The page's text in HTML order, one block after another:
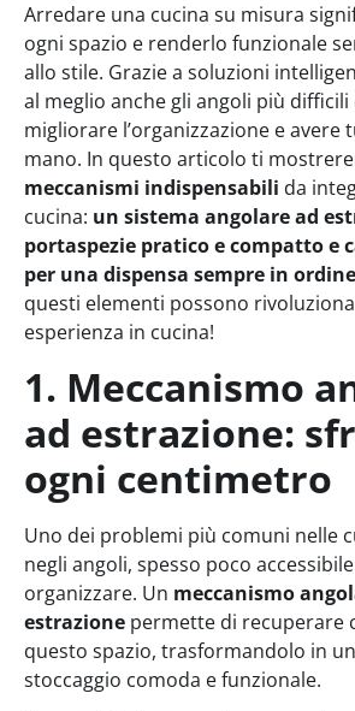
Arredare una cucina su misura
ogni spazio e renderlo funzionale
allo stile. Grazie a soluzioni
al meglio anche gli angoli più difficili
migliorare l’organizzazione e
mano. In questo articolo ti
meccanismi indispensabili da
cucina: un sistema angolare ad
portaspezie pratico e compatto e
per una dispensa sempre in ordine
questi elementi possono
esperienza in cucina!
1. Meccanismo
ad estrazione:
ogni centimetro
Uno dei problemi più comuni nelle
negli angoli, spesso poco
organizzare. Un meccanismo
estrazione permette di recuperare
questo spazio, trasformandolo in
stoccaggio comoda e funzionale.